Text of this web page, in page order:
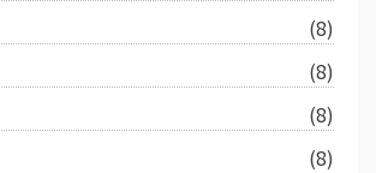
(8)
(8)
(8)
(8)